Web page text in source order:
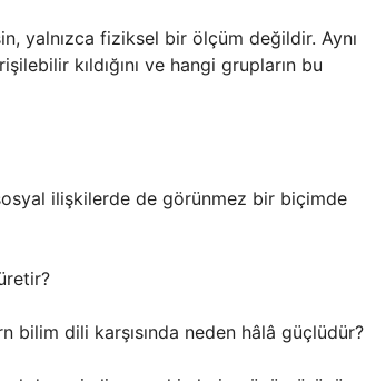
yalnızca fiziksel bir ölçüm değildir. Aynı
kıldığını ve hangi grupların bu
ilişkilerde de görünmez bir biçimde
bilim dili karşısında neden hâlâ güçlüdür?